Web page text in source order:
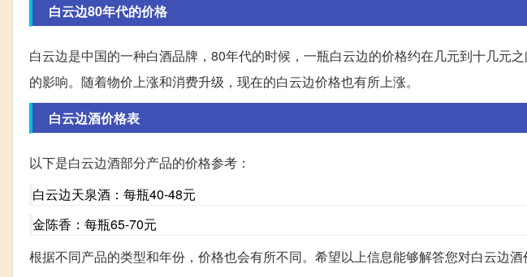
白云边80年代的价格
白云边是中国的一种白酒品牌，80年代的时候，一瓶白云边的价格约在几元到十几元
的影响。随着物价上涨和消费升级，现在的白云边价格也有所上涨。
白云边酒价格表
以下是白云边酒部分产品的价格参考：
白云边天泉酒：每瓶40-48元
金陈香：每瓶65-70元
根据不同产品的类型和年份，价格也会有所不同。希望以上信息能够解答您对白云边酒